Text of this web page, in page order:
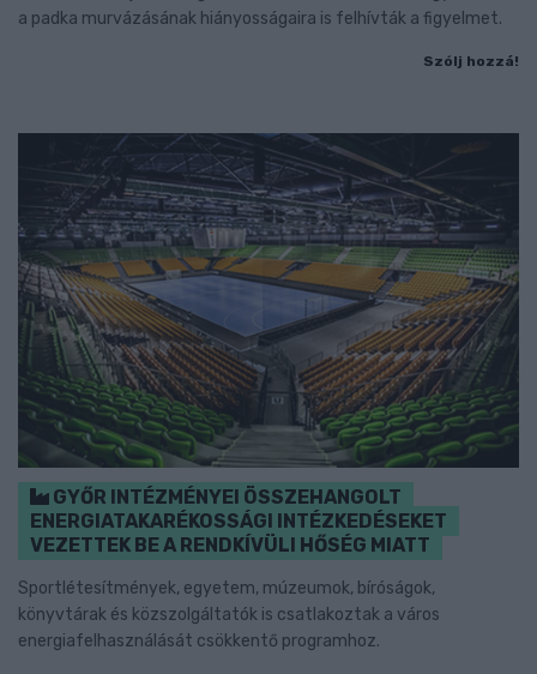
a padka murvázásának hiányosságaira is felhívták a figyelmet.
Szólj hozzá!
GYŐR INTÉZMÉNYEI ÖSSZEHANGOLT
ENERGIATAKARÉKOSSÁGI INTÉZKEDÉSEKET
VEZETTEK BE A RENDKÍVÜLI HŐSÉG MIATT
Sportlétesítmények, egyetem, múzeumok, bíróságok,
könyvtárak és közszolgáltatók is csatlakoztak a város
energiafelhasználását csökkentő programhoz.